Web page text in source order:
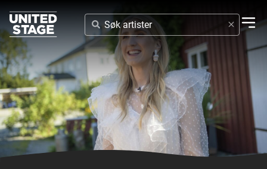
SØK
ARTISTER